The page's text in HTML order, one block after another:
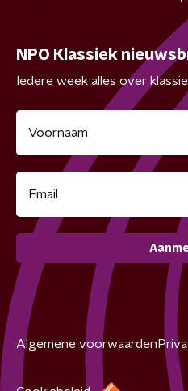
NPO Klassiek
Iedere week alles over
Algemene voorwaarden